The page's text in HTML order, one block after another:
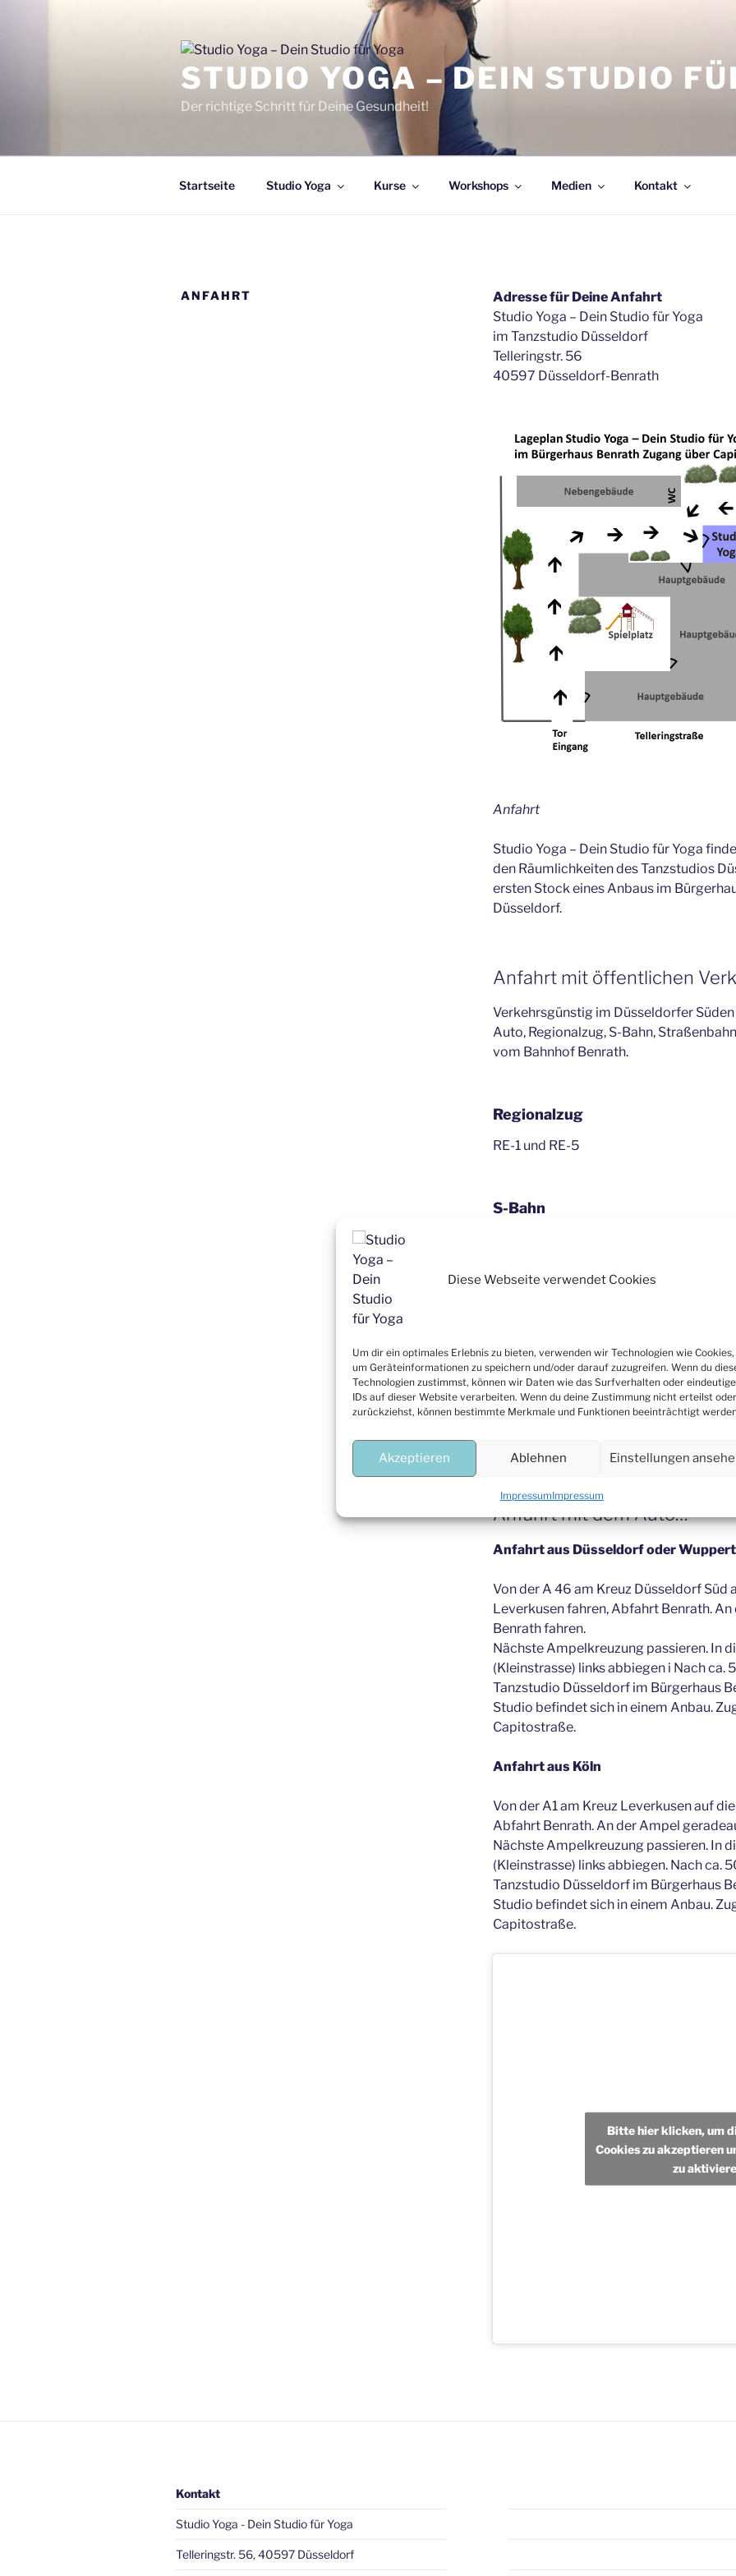
Diese Webseite verwendet Cookies
Um dir ein optimales Erlebnis zu bieten, verwenden wir Technologien wie Cookies,
um Geräteinformationen zu speichern und/oder darauf zuzugreifen. Wenn du
Technologien zustimmst, können wir Daten wie das Surfverhalten oder eindeutige
IDs auf dieser Website verarbeiten. Wenn du deine Zustimmung nicht erteilst oder
zurückziehst, können bestimmte Merkmale und Funktionen beeinträchtigt
Akzeptieren Ablehnen Einstellungen
ImpressumImpressum
STUDIO YOGA – DEIN STUDIO
Der richtige Schritt für Deine Gesundheit!
Startseite Studio Yoga Kurse Workshops Medien Kontakt
ANFAHRT
Adresse für Deine Anfahrt
Studio Yoga – Dein Studio für Yoga
im Tanzstudio Düsseldorf
Telleringstr. 56
40597 Düsseldorf-Benrath
Anfahrt
Studio Yoga – Dein Studio für Yoga
den Räumlichkeiten des Tanzstudios
ersten Stock eines Anbaus im
Düsseldorf.
Anfahrt mit öffentlichen
Verkehrsgünstig im Düsseldorfer
Auto, Regionalzug, S-Bahn,
vom Bahnhof Benrath.
Regionalzug
RE-1 und RE-5
S-Bahn
Bus
Anfahrt mit dem Auto…
Anfahrt aus Düsseldorf oder
Von der A 46 am Kreuz Düsseldorf Süd
Leverkusen fahren, Abfahrt Benrath.
Benrath fahren.
Nächste Ampelkreuzung passieren. In
(Kleinstrasse) links abbiegen i Nach ca.
Tanzstudio Düsseldorf im Bürgerhaus
Studio befindet sich in einem Anbau.
Capitostraße.
Anfahrt aus Köln
Von der A1 am Kreuz Leverkusen auf
Abfahrt Benrath. An der Ampel
Nächste Ampelkreuzung passieren. In
(Kleinstrasse) links abbiegen. Nach ca.
Tanzstudio Düsseldorf im Bürgerhaus
Studio befindet sich in einem Anbau.
Capitostraße.
Bitte hier klicken, um
Cookies zu akzeptieren
zu
Kontakt
Studio Yoga - Dein Studio für Yoga
Telleringstr. 56, 40597 Düsseldorf